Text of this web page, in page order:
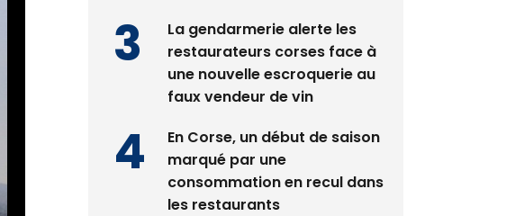
La gendarmerie alerte les
restaurateurs corses face à
une nouvelle escroquerie au
faux vendeur de vin
En Corse, un début de saison
marqué par une
consommation en recul dans
les restaurants